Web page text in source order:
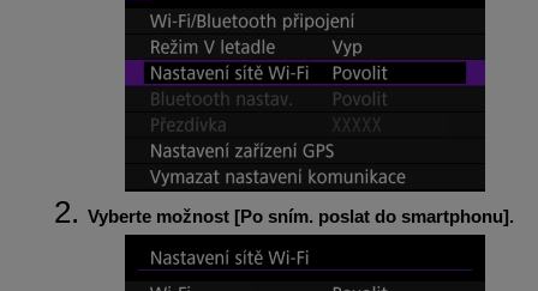
Vyberte možnost [Po sním. poslat do smartphonu].